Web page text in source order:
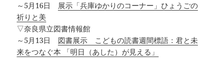
～5月16日 展示「兵庫ゆかりのコーナー」ひょうごの
祈りと美
▽奈良県立図書情報館
～5月13日 図書展示 こどもの読書週間標語：君と未
来をつなぐ本 「明日（あした）が見える」